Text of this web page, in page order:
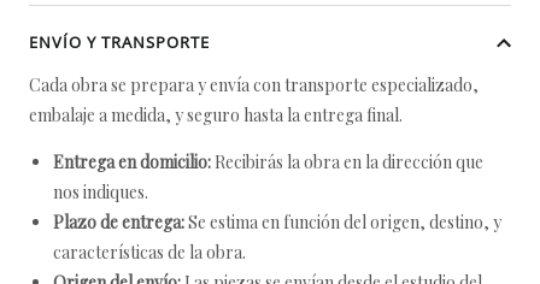
ENVÍO Y TRANSPORTE
Cada obra se prepara y envía con transporte especializado,
embalaje a medida, y seguro hasta la entrega final.
Entrega en domicilio: Recibirás la obra en la dirección que
nos indiques.
Plazo de entrega:Se estima en función del origen, destino, y
características de la obra.